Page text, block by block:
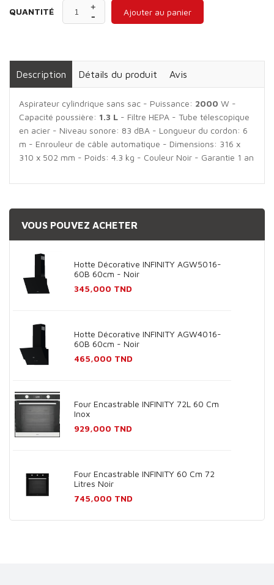
QUANTITÉ Ajouter au panier
Description Détails du produit Avis
Aspirateur cylindrique sans sac - Puissance: 2000 W -
Capacité poussière: 1.3 L - Filtre HEPA - Tube télescopique
en acier - Niveau sonore: 83 dBA - Longueur du cordon: 6
m - Enrouleur de câble automatique - Dimensions: 316 x
310 x 502 mm - Poids: 4.3 kg - Couleur Noir - Garantie 1 an
VOUS POUVEZ ACHETER
Hotte Décorative INFINITY AGW5016-
60B 60cm - Noir
Prix
345,000 TND
Hotte Décorative INFINITY AGW4016-
60B 60cm - Noir
Prix
465,000 TND
Four Encastrable INFINITY 72L 60 Cm
Inox
Prix
929,000 TND
Four Encastrable INFINITY 60 Cm 72
Litres Noir
Prix
745,000 TND